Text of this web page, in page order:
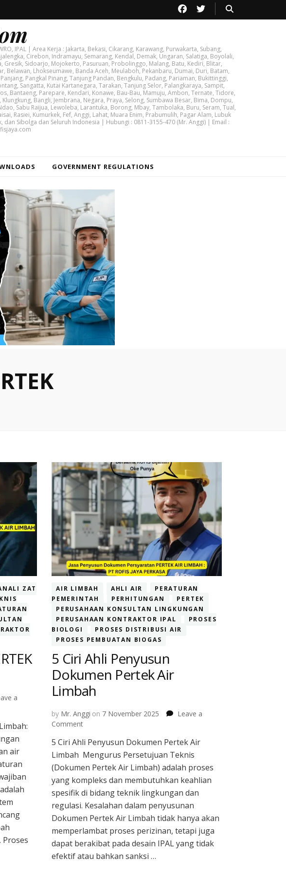
IPAL | Area Kerja : Jakarta, Bekasi, Cikarang, Karawang, Purwakarta, Subang,
Cirebon, Indramayu, Semarang, Kendal, Demak, Ungaran, Salatiga, Boyolali,
Gresik, Sidoarjo, Mojokerto, Pasuruan, Probolinggo, Malang, Batu, Kediri, Blitar,
Belawan, Lhokseumawe, Banda Aceh, Meulaboh, Pekanbaru, Dumai, Duri, Batam,
Pangkal Pinang, Tanjung Pandan, Bengkulu, Padang, Pariaman, Bukittinggi,
Sangatta, Kutai Kartanegara, Tarakan, Tanjung Selor, Palangkaraya, Sampit,
Bantaeng, Parepare, Kendari, Konawe, Bau-Bau, Mamuju, Ambon, Ternate, Tidore,
Bangli, Jembrana, Negara, Praya, Selong, Sumbawa Besar, Bima, Dompu,
Sabu Raijua, Lewoleba, Larantuka, Borong, Mbay, Tambolaka, Buru, Seram, Tual,
Rasiei, Kumurkek, Fef, Anggi, Lahat, Muara Enim, Prabumulih, Pagar Alam, Lubuk
dan Sibolga dan Seluruh Indonesia | Hubungi : 0811-3155-470 (Mr. Anggi) | Email :
GOVERNMENT REGULATIONS
ZAT
a
air
AIR LIMBAH AHLI AIR
PERATURAN
PEMERINTAH
PERHITUNGAN
PERTEK
PERUSAHAAN KONSULTAN LINGKUNGAN
PERUSAHAAN KONTRAKTOR IPAL
PROSES
BIOLOGI
PROSES DISTRIBUSI AIR
PROSES PEMBUATAN BIOGAS
5 Ciri Ahli Penyusun
Dokumen Pertek Air
Limbah
by Mr. Anggi on 7 November 2025
Leave a
Commenton
Ciri
Ahli
Penyusun
Pertek
Air
Limbah
5 Ciri Ahli Penyusun Dokumen Pertek Air
Limbah Mengurus Persetujuan Teknis
(Dokumen Pertek Air Limbah) adalah proses
yang kompleks dan membutuhkan keahlian
spesifik di bidang teknik lingkungan dan
regulasi. Kesalahan dalam penyusunan
Dokumen Pertek Air Limbah tidak hanya akan
memperlambat proses perizinan, tetapi juga
dapat berakibat pada desain IPAL yang tidak
efektif atau bahkan sanksi …